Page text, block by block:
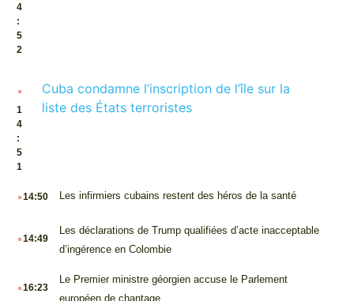
4
:
5
2
.
1
4
:
5
1
Cuba condamne l’inscription de l’île sur la
liste des États terroristes
.14:50 Les infirmiers cubains restent des héros de la santé
.14:49
Les déclarations de Trump qualifiées d’acte inacceptable
d’ingérence en Colombie
.16:23
Le Premier ministre géorgien accuse le Parlement
européen de chantage